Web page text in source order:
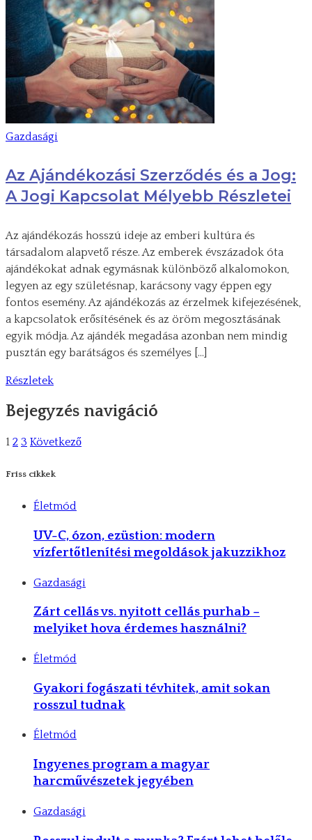
Gazdasági
Az Ajándékozási Szerződés és a Jog:
A Jogi Kapcsolat Mélyebb Részletei
Az ajándékozás hosszú ideje az emberi kultúra és
társadalom alapvető része. Az emberek évszázadok óta
ajándékokat adnak egymásnak különböző alkalomokon,
legyen az egy születésnap, karácsony vagy éppen egy
fontos esemény. Az ajándékozás az érzelmek kifejezésének,
a kapcsolatok erősítésének és az öröm megosztásának
egyik módja. Az ajándék megadása azonban nem mindig
pusztán egy barátságos és személyes […]
Részletek
Bejegyzés navigáció
1 2 3 Következő
Friss cikkek
Életmód
UV-C, ózon, ezüstion: modern
vízfertőtlenítési megoldások jakuzzikhoz
Gazdasági
Zárt cellás vs. nyitott cellás purhab –
melyiket hova érdemes használni?
Életmód
Gyakori fogászati tévhitek, amit sokan
rosszul tudnak
Életmód
Ingyenes program a magyar
harcművészetek jegyében
Gazdasági